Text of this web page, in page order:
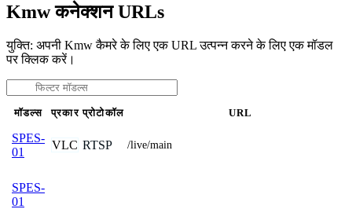
Kmw कनेक्शन URLs
युक्ति: अपनी Kmw कैमरे के लिए एक URL उत्पन्न करने के लिए एक मॉडल
पर क्लिक करें।
मॉडल्स प्रकार प्रोटोकॉल URL
SPES-
01
VLC RTSP /live/main
SPES-
01